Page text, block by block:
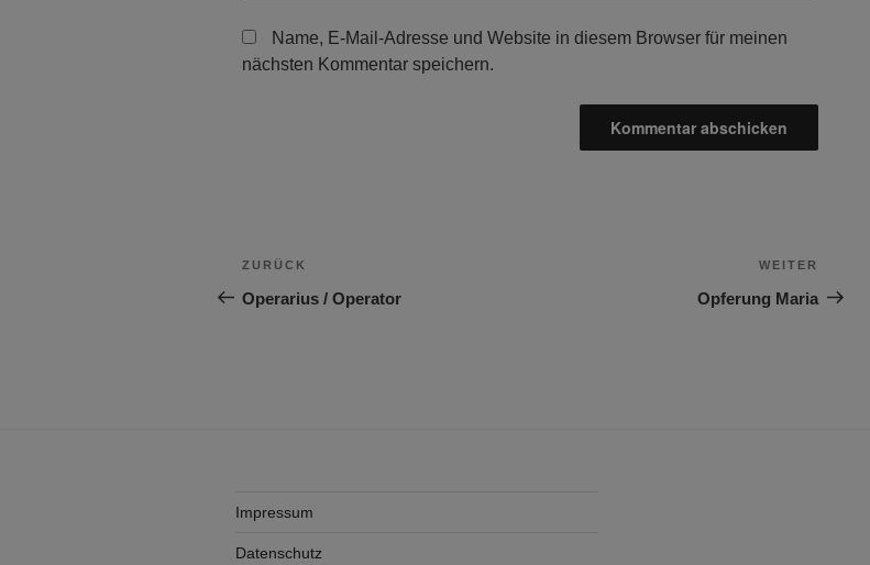
Name, E-Mail-Adresse und Website in diesem Browser für meinen
nächsten Kommentar speichern.
Beitragsnavigation
Vorheriger
Beitrag
ZURÜCK
Operarius / Operator
Beitrag
WEITER
Opferung Maria
Impressum
Datenschutz